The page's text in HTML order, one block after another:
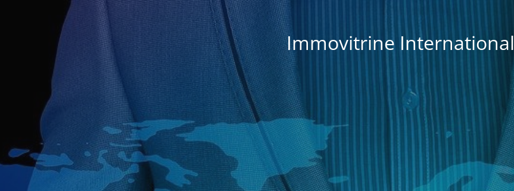
Immovitrine International